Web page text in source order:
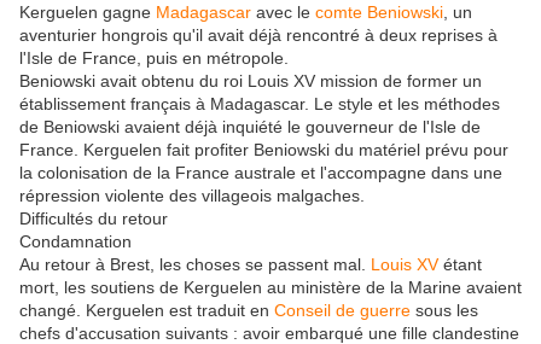
Kerguelen gagne Madagascar avec le comte Beniowski , un
aventurier hongrois qu'il avait déjà rencontré à deux reprises à
l'Isle de France, puis en métropole.
Beniowski avait obtenu du roi Louis XV mission de former un
établissement français à Madagascar. Le style et les méthodes
de Beniowski avaient déjà inquiété le gouverneur de l'Isle de
France. Kerguelen fait profiter Beniowski du matériel prévu pour
la colonisation de la France australe et l'accompagne dans une
répression violente des villageois malgaches.
Difficultés du retour
Condamnation
Au retour à Brest, les choses se passent mal. Louis XVétant
mort, les soutiens de Kerguelen au ministère de la Marine avaient
changé. Kerguelen est traduit en Conseil de guerre sous les
chefs d'accusation suivants : avoir embarqué une fille clandestine